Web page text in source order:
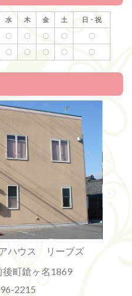
水 木 金 土 日・祝
〇 〇 〇 〇 〇
〇 〇 〇 〇 〇
ハウス リーブズ
町鎗ヶ名1869
2215